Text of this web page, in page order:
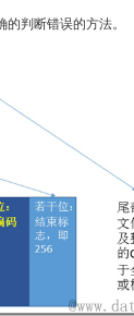
判断错误的方法。